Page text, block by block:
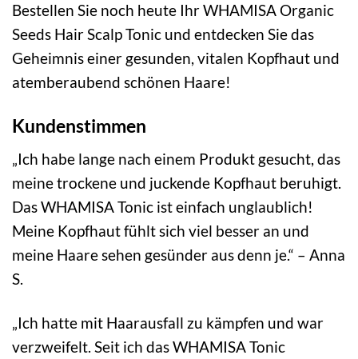
Bestellen Sie noch heute Ihr WHAMISA Organic
Seeds Hair Scalp Tonic und entdecken Sie das
Geheimnis einer gesunden, vitalen Kopfhaut und
atemberaubend schönen Haare!
Kundenstimmen
„Ich habe lange nach einem Produkt gesucht, das
meine trockene und juckende Kopfhaut beruhigt.
Das WHAMISA Tonic ist einfach unglaublich!
Meine Kopfhaut fühlt sich viel besser an und
meine Haare sehen gesünder aus denn je.“ – Anna
S.
„Ich hatte mit Haarausfall zu kämpfen und war
verzweifelt. Seit ich das WHAMISA Tonic